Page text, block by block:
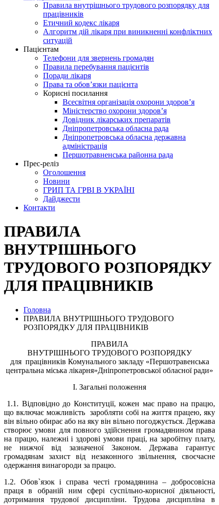
Правила внутрішнього трудового розпорядку для
працівників
Етичний кодекс лікаря
Алгоритм дій лікаря при виникненні конфліктних
ситуацій
Пацієнтам
Телефони для звернень громадян
Правила перебування пацієнтів
Поради лікаря
Права та обов’язки пацієнта
Корисні посилання
Всесвітня організація охорони здоров’я
Міністерство охорони здоров’я
Довідник лікарських препаратів
Дніпропетровська обласна рада
Дніпропетровська обласна державна
адміністрація
Першотравненська районна рада
Прес-реліз
Оголошення
Новини
ГРИП ТА ГРВІ В УКРАЇНІ
Дайджести
Контакти
ПРАВИЛА
ВНУТРІШНЬОГО
ТРУДОВОГО РОЗПОРЯДКУ
ДЛЯ ПРАЦІВНИКІВ
Головна
ПРАВИЛА ВНУТРІШНЬОГО ТРУДОВОГО
РОЗПОРЯДКУ ДЛЯ ПРАЦІВНИКІВ
ПРАВИЛА
ВНУТРІШНЬОГО ТРУДОВОГО РОЗПОРЯДКУ
для працівників Комунального закладу «Першотравенська
центральна міська лікарня»Дніпропетровської обласної ради»
І. Загальні положення
1.1. Відповідно до Конституції, кожен має право на працю,
що включає можливість заробляти собі на життя працею, яку
він вільно обирає або на яку він вільно погоджується. Держава
створює умови для повного здійснення громадянином права
на працю, належні і здорові умови праці, на заробітну плату,
не нижчої від зазначеної Законом. Держава гарантує
громадянам захист від незаконного звільнення, своєчасне
одержання винагороди за працю.
1.2. Обов`язок і справа честі громадянина – добросовісна
праця в обраній ним сфері суспільно-корисної діяльності,
дотримання трудової дисципліни. Трудова дисципліна в